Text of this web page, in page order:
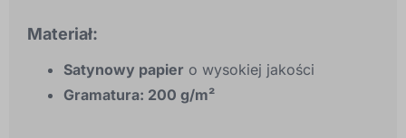
Materiał:
Satynowy papier o wysokiej jakości
Gramatura: 200 g/m²